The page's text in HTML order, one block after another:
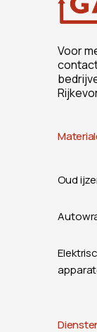
Voor
Oud